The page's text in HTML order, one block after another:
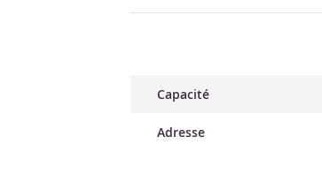
Capacité
Adresse